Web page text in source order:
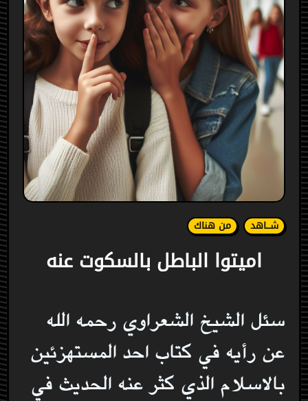
شـــاهد من هناك
اميتوا الباطل بالسكوت عنه
سئل الشيخ الشعراوي رحمه الله
عن رأيه في كتاب احد المستهزئين
بالاسلام الذي كثر عنه الحديث في